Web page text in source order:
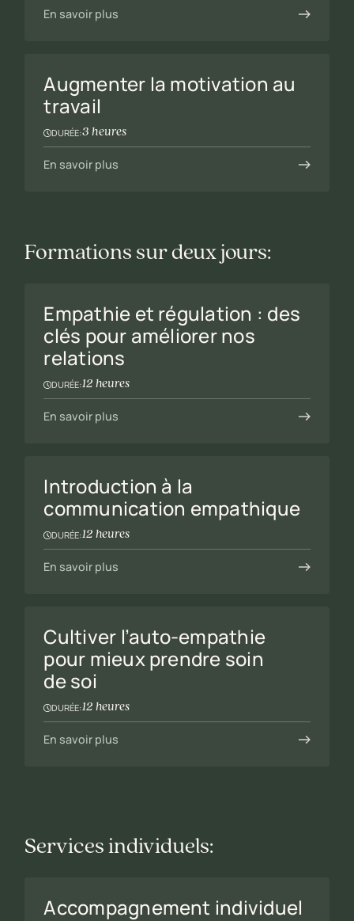
En savoir plus
Augmenter la motivation au
travail
DURÉE:3 heures
En savoir plus
Formations sur deux jours:
Empathie et régulation : des
clés pour améliorer nos
relations
DURÉE:12 heures
En savoir plus
Introduction à la
communication empathique
DURÉE:12 heures
En savoir plus
Cultiver l’auto-empathie
pour mieux prendre soin
de soi
DURÉE:12 heures
En savoir plus
Services individuels:
Accompagnement individuel